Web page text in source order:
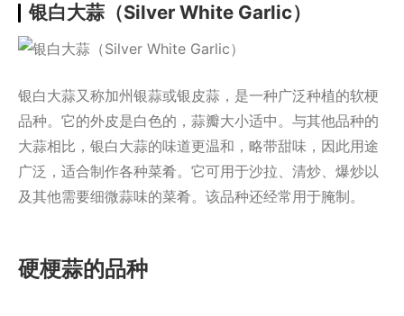
银白大蒜（Silver White Garlic）
银白大蒜又称加州银蒜或银皮蒜，是一种广泛种植的软梗
品种。它的外皮是白色的，蒜瓣大小适中。与其他品种的
大蒜相比，银白大蒜的味道更温和，略带甜味，因此用途
广泛，适合制作各种菜肴。它可用于沙拉、清炒、爆炒以
及其他需要细微蒜味的菜肴。该品种还经常用于腌制。
硬梗蒜的品种